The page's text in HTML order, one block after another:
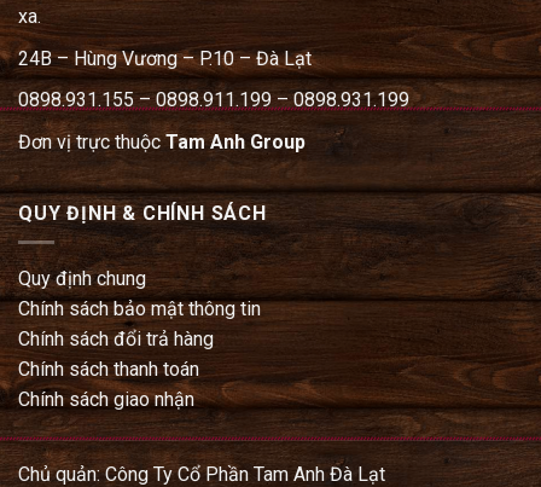
xa.
24B – Hùng Vương – P.10 – Đà Lạt
0898.931.155 – 0898.911.199 – 0898.931.199
Đơn vị trực thuộcTam Anh Group
QUY ĐỊNH & CHÍNH SÁCH
Quy định chung
Chính sách bảo mật thông tin
Chính sách đổi trả hàng
Chính sách thanh toán
Chính sách giao nhận
Chủ quản: Công Ty Cổ Phần Tam Anh Đà Lạt